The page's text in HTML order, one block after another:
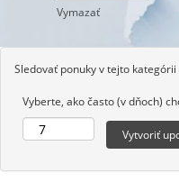
Vymazať
Sledovať ponuky v tejto kategórii
Vyberte, ako často (v dňoch)